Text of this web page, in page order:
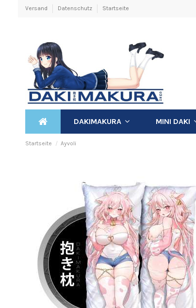
Versand Datenschutz Startseite
DAKIMAKURA MINI DAKI
Startseite Ayvoli